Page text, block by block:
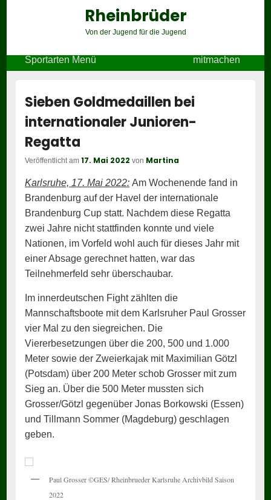
Rheinbrüder
Von der Jugend für die Jugend
Header
Right
Area
Sportarten Menü mitmachen
Sieben Goldmedaillen bei
internationaler Junioren-
Regatta
Veröffentlicht am17. Mai 2022 von Martina
Karlsruhe, 17. Mai 2022: Am Wochenende fand in
Brandenburg auf der Havel der internationale
Brandenburg Cup statt. Nachdem diese Regatta
zwei Jahre nicht stattfinden konnte und viele
Nationen, im Vorfeld wohl auch für dieses Jahr mit
einer Absage gerechnet hatten, war das
Teilnehmerfeld sehr überschaubar.
Im innerdeutschen Fight zählten die
Mannschaftsboote mit dem Karlsruher Paul Grosser
vier Mal zu den siegreichen. Die
Viererbesetzungen über die 200, 500 und 1.000
Meter sowie der Zweierkajak mit Maximilian Götzl
(Potsdam) über 200 Meter schob Grosser mit zum
Sieg an. Über die 500 Meter mussten sich
Grosser/Götzl gegenüber Jonas Borkowski (Essen)
und Tillmann Sommer (Magdeburg) geschlagen
geben.
Paul Grosser ©GES/ Rheinbrueder Karlsruhe Archivbild Saison
2022